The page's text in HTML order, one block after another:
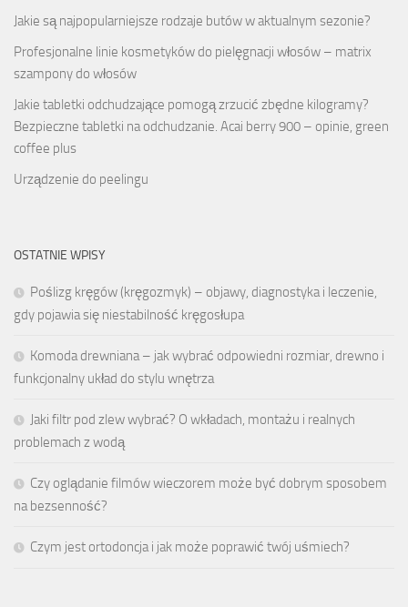
Jakie są najpopularniejsze rodzaje butów w aktualnym sezonie?
Profesjonalne linie kosmetyków do pielęgnacji włosów – matrix
szampony do włosów
Jakie tabletki odchudzające pomogą zrzucić zbędne kilogramy?
Bezpieczne tabletki na odchudzanie. Acai berry 900 – opinie, green
coffee plus
Urządzenie do peelingu
OSTATNIE WPISY
Poślizg kręgów (kręgozmyk) – objawy, diagnostyka i leczenie,
gdy pojawia się niestabilność kręgosłupa
Komoda drewniana – jak wybrać odpowiedni rozmiar, drewno i
funkcjonalny układ do stylu wnętrza
Jaki filtr pod zlew wybrać? O wkładach, montażu i realnych
problemach z wodą
Czy oglądanie filmów wieczorem może być dobrym sposobem
na bezsenność?
Czym jest ortodoncja i jak może poprawić twój uśmiech?